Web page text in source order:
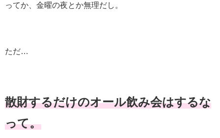
ってか、金曜の夜とか無理だし。
ただ…
散財するだけのオール飲み会はするな
って。